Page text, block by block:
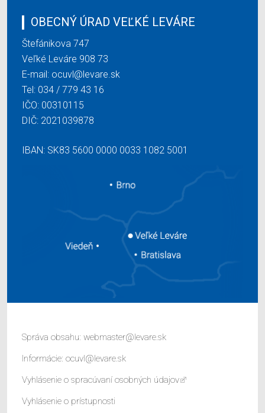
OBECNÝ ÚRAD VEĽKÉ LEVÁRE
Štefánikova 747
Veľké Leváre 908 73
E-mail: ocuvl@levare.sk
Tel: 034 / 779 43 16
IČO: 00310115
DIČ: 2021039878
IBAN: SK83 5600 0000 0033 1082 5001
Správa obsahu: webmaster@levare.sk
Informácie: ocuvl@levare.sk
Vyhlásenie o spracúvaní osobných údajov
Vyhlásenie o prístupnosti